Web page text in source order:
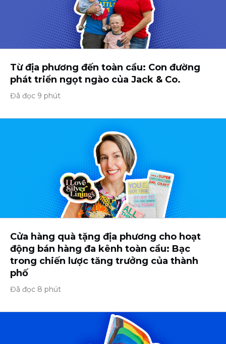
Từ địa phương đến toàn cầu: Con đường
phát triển ngọt ngào của Jack & Co.
Đã đọc 9 phút
Cửa hàng quà tặng địa phương cho hoạt
động bán hàng đa kênh toàn cầu: Bạc
trong chiến lược tăng trưởng của thành
phố
Đã đọc 8 phút